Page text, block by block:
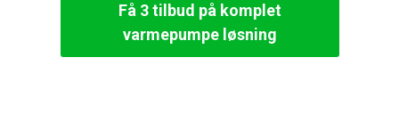
Få 3 tilbud på komplet
varmepumpe løsning